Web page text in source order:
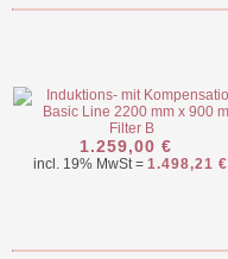
1.259,00 €
incl. 19% MwSt = 1.498,21 €